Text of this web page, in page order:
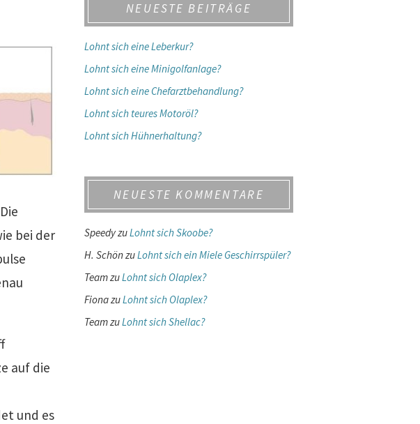
bei der
auf die
und es
NEUESTE BEITRÄGE
Lohnt sich eine Leberkur?
Lohnt sich eine Minigolfanlage?
Lohnt sich eine Chefarztbehandlung?
Lohnt sich teures Motoröl?
Lohnt sich Hühnerhaltung?
NEUESTE KOMMENTARE
SpeedyzuLohnt sich Skoobe?
H. SchönzuLohnt sich ein Miele Geschirrspüler?
TeamzuLohnt sich Olaplex?
FionazuLohnt sich Olaplex?
TeamzuLohnt sich Shellac?